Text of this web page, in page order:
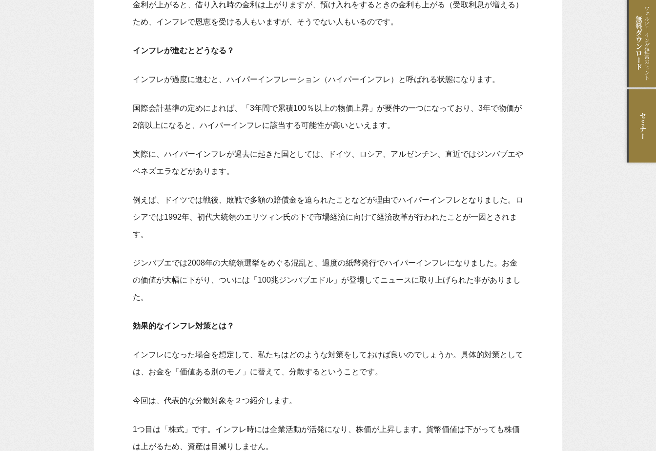
金利が上がると、借り入れ時の金利は上がりますが、預け入れをするときの金利も上がる（受取利息が増える）
ため、インフレで恩恵を受ける人もいますが、そうでない人もいるのです。
インフレが進むとどうなる？
インフレが過度に進むと、ハイパーインフレーション（ハイパーインフレ）と呼ばれる状態になります。
国際会計基準の定めによれば、「3年間で累積100％以上の物価上昇」が要件の一つになっており、3年で物価が
2倍以上になると、ハイパーインフレに該当する可能性が高いといえます。
実際に、ハイパーインフレが過去に起きた国としては、ドイツ、ロシア、アルゼンチン、直近ではジンバブエや
ベネズエラなどがあります。
例えば、ドイツでは戦後、敗戦で多額の賠償金を迫られたことなどが理由でハイパーインフレとなりました。ロ
シアでは1992年、初代大統領のエリツィン氏の下で市場経済に向けて経済改革が行われたことが一因とされま
す。
ジンバブエでは2008年の大統領選挙をめぐる混乱と、過度の紙幣発行でハイパーインフレになりました。お金
の価値が大幅に下がり、ついには「100兆ジンバブエドル」が登場してニュースに取り上げられた事がありまし
た。
効果的なインフレ対策とは？
インフレになった場合を想定して、私たちはどのような対策をしておけば良いのでしょうか。具体的対策として
は、お金を「価値ある別のモノ」に替えて、分散するということです。
今回は、代表的な分散対象を２つ紹介します。
1つ目は「株式」です。インフレ時には企業活動が活発になり、株価が上昇します。貨幣価値は下がっても株価
は上がるため、資産は目減りしません。
ウェルビーイング経営のヒント
無料
ダウンロード
セミナー